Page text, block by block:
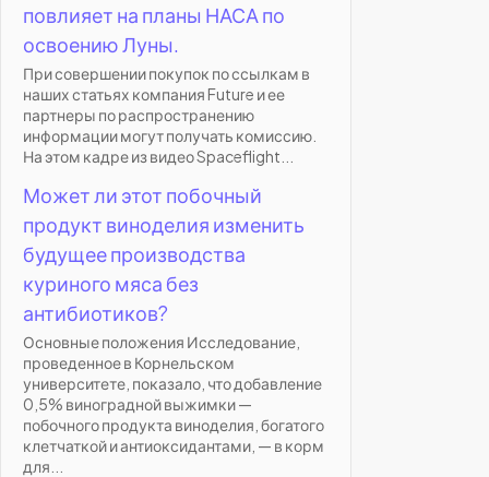
повлияет на планы НАСА по
освоению Луны.
При совершении покупок по ссылкам в
наших статьях компания Future и ее
партнеры по распространению
информации могут получать комиссию.
На этом кадре из видео Spaceflight...
Может ли этот побочный
продукт виноделия изменить
будущее производства
куриного мяса без
антибиотиков?
Основные положения Исследование,
проведенное в Корнельском
университете, показало, что добавление
0,5% виноградной выжимки —
побочного продукта виноделия, богатого
клетчаткой и антиоксидантами, — в корм
для...